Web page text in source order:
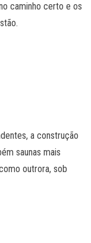
caminho certo e os
a construção
saunas mais
outrora, sob